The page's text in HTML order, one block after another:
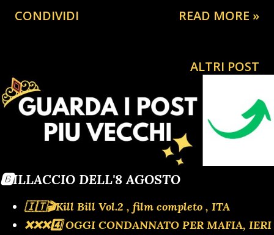
che non è troppo presto per parlare di tormentone estivo.
prestare le voci nel brano ci sono Fabri Fibra , Sfera
Ebbasta e Mahmood . Con quest'ultimo i due produttori
avevano già lavorato in "Soldi", brano vincitore dell'ultimo
Festival di Sanremo.
CONDIVIDI READ MORE »
ALTRI POST
🅱️ILLACCIO DELL'8 AGOSTO
🇮🇹🎬Kill Bill Vol.2 , film completo , ITA
❌️❌️❌️4️⃣ OGGI CONDANNATO PER MAFIA, IERI